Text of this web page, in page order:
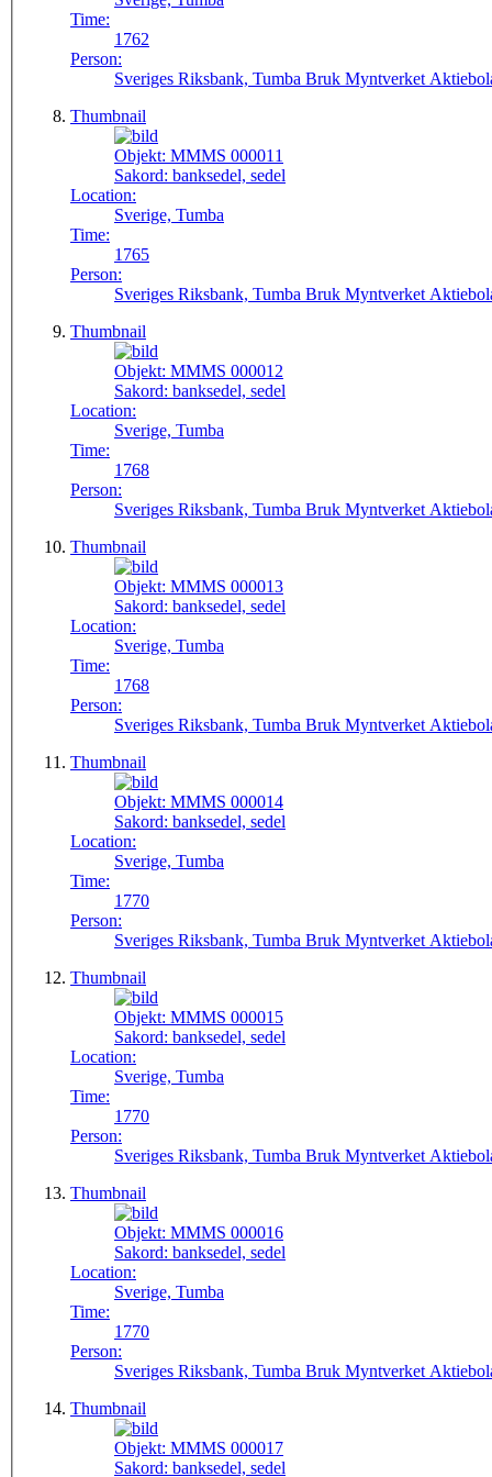
Time:
1762
Person:
Sveriges Riksbank, Tumba Bruk Myntverket
Thumbnail
Objekt: MMMS 000011
Sakord: banksedel, sedel
Location:
Sverige, Tumba
Time:
1765
Person:
Sveriges Riksbank, Tumba Bruk Myntverket
Thumbnail
Objekt: MMMS 000012
Sakord: banksedel, sedel
Location:
Sverige, Tumba
Time:
1768
Person:
Sveriges Riksbank, Tumba Bruk Myntverket
Thumbnail
Objekt: MMMS 000013
Sakord: banksedel, sedel
Location:
Sverige, Tumba
Time:
1768
Person:
Sveriges Riksbank, Tumba Bruk Myntverket
Thumbnail
Objekt: MMMS 000014
Sakord: banksedel, sedel
Location:
Sverige, Tumba
Time:
1770
Person:
Sveriges Riksbank, Tumba Bruk Myntverket
Thumbnail
Objekt: MMMS 000015
Sakord: banksedel, sedel
Location:
Sverige, Tumba
Time:
1770
Person:
Sveriges Riksbank, Tumba Bruk Myntverket
Thumbnail
Objekt: MMMS 000016
Sakord: banksedel, sedel
Location:
Sverige, Tumba
Time:
1770
Person:
Sveriges Riksbank, Tumba Bruk Myntverket
Thumbnail
Objekt: MMMS 000017
Sakord: banksedel, sedel